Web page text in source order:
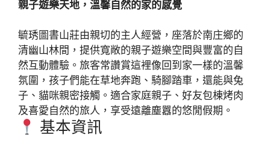
親子遊樂天地，溫馨自然的家的感覺
毓琇圖書山莊由親切的主人經營，座落於南庄鄉的
清幽山林間，提供寬敞的親子遊樂空間與豐富的自
然互動體驗。旅客常讚賞這裡像回到家一樣的溫馨
氛圍，孩子們能在草地奔跑、騎腳踏車，還能與兔
子、貓咪親密接觸。適合家庭親子、好友包棟烤肉
及喜愛自然的旅人，享受遠離塵囂的悠閒假期。
基本資訊